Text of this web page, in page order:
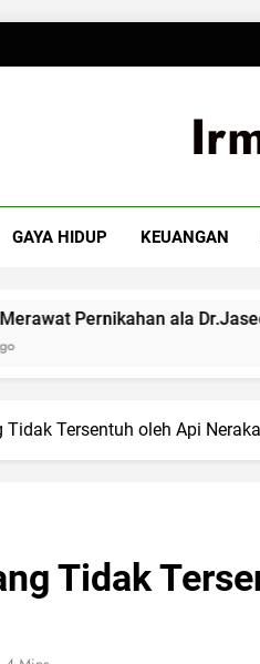
GAYA HIDUP KEUANGAN
ala Dr.Jaseem
Tersentuh oleh Api Neraka
Tidak